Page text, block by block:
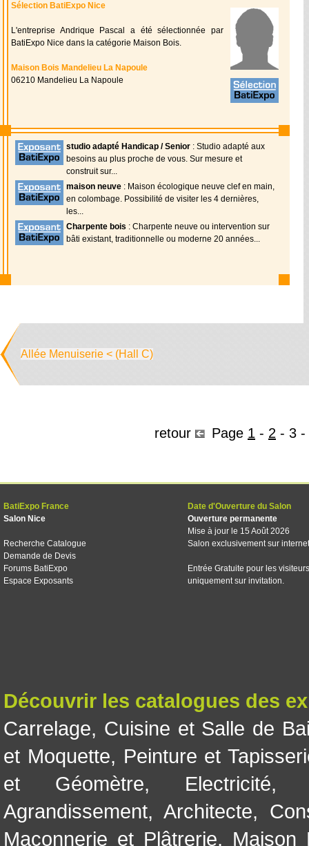
Sélection BatiExpo Nice
L'entreprise Andrique Pascal a été sélectionnée par
BatiExpo Nice dans la catégorie Maison Bois.
Maison Bois Mandelieu La Napoule
06210 Mandelieu La Napoule
studio adapté Handicap / Senior : Studio adapté aux
besoins au plus proche de vous. Sur mesure et
construit sur...
maison neuve : Maison écologique neuve clef en main,
en colombage. Possibilité de visiter les 4 dernières,
les...
Charpente bois : Charpente neuve ou intervention sur
bâti existant, traditionnelle ou moderne 20 années...
Allée Menuiserie < (Hall C)
retour Page 1 - 2 - 3 -
BatiExpo France
Salon Nice
Recherche Catalogue
Demande de Devis
Forums BatiExpo
Espace Exposants
Date d'Ouverture du Salon
Ouverture permanente
Mise à jour le 15 Août 2026
Salon exclusivement sur internet
Entrée Gratuite pour les visiteurs
uniquement sur invitation.
Découvrir les catalogues des
Carrelage, Cuisine et Salle de
et Moquette, Peinture et
et Géomètre, Electricité
Agrandissement, Architecte,
Maçonnerie et Plâtrerie, Maison